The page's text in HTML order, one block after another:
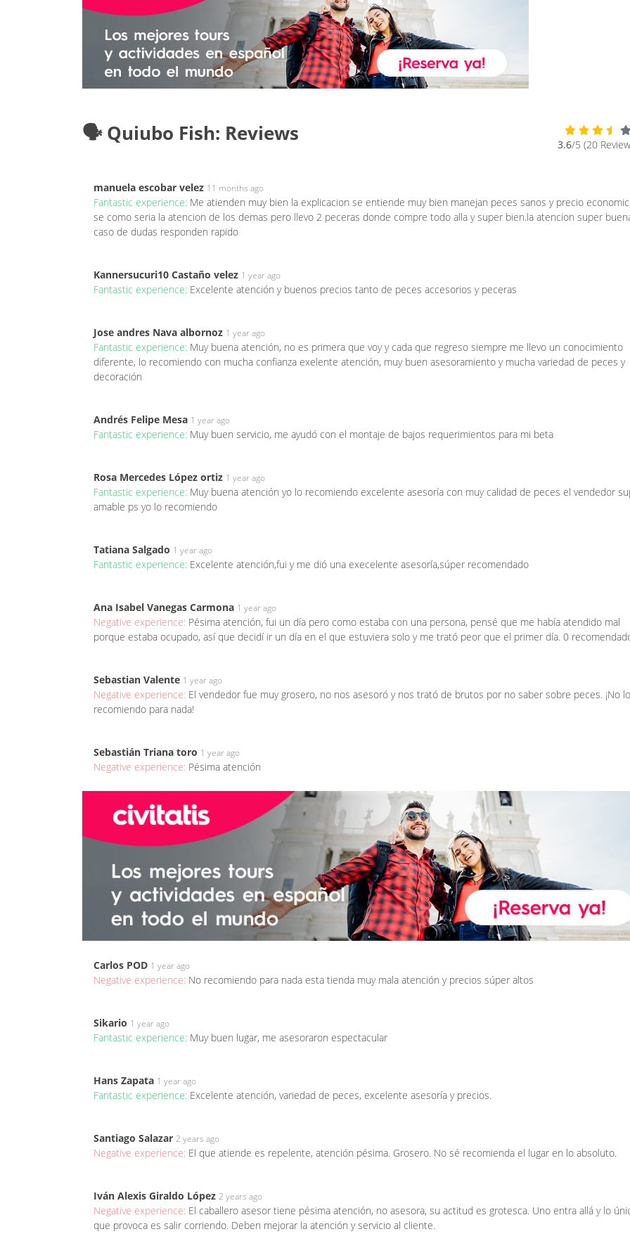
🗣️ Quiubo Fish: Reviews 3.6/5 (20
manuela escobar velez 11 months ago
Fantastic experience: Me atienden muy bien la explicacion se entiende muy bien manejan peces sanos y precio
se como seria la atencion de los demas pero llevo 2 peceras donde compre todo alla y super bien.la atencion super
caso de dudas responden rapido
Kannersucuri10 Castaño velez 1 year ago
Fantastic experience: Excelente atención y buenos precios tanto de peces accesorios y peceras
Jose andres Nava albornoz 1 year ago
Fantastic experience: Muy buena atención, no es primera que voy y cada que regreso siempre me llevo un conocimiento
diferente, lo recomiendo con mucha confianza exelente atención, muy buen asesoramiento y mucha variedad de peces y
decoración
Andrés Felipe Mesa 1 year ago
Fantastic experience: Muy buen servicio, me ayudó con el montaje de bajos requerimientos para mi beta
Rosa Mercedes López ortiz 1 year ago
Fantastic experience: Muy buena atención yo lo recomiendo excelente asesoría con muy calidad de peces el vendedor
amable ps yo lo recomiendo
Tatiana Salgado 1 year ago
Fantastic experience: Excelente atención,fui y me dió una execelente asesoría,súper recomendado
Ana Isabel Vanegas Carmona 1 year ago
Negative experience: Pésima atención, fui un día pero como estaba con una persona, pensé que me había atendido mal
porque estaba ocupado, así que decidí ir un día en el que estuviera solo y me trató peor que el primer día. 0
Sebastian Valente 1 year ago
Negative experience: El vendedor fue muy grosero, no nos asesoró y nos trató de brutos por no saber sobre peces. ¡No lo
recomiendo para nada!
Sebastián Triana toro 1 year ago
Negative experience: Pésima atención
Carlos POD 1 year ago
Negative experience: No recomiendo para nada esta tienda muy mala atención y precios súper altos
Sikario 1 year ago
Fantastic experience: Muy buen lugar, me asesoraron espectacular
Hans Zapata 1 year ago
Fantastic experience: Excelente atención, variedad de peces, excelente asesoría y precios.
Santiago Salazar 2 years ago
Negative experience: El que atiende es repelente, atención pésima. Grosero. No sé recomienda el lugar en lo absoluto.
Iván Alexis Giraldo López 2 years ago
Negative experience: El caballero asesor tiene pésima atención, no asesora, su actitud es grotesca. Uno entra allá y lo
que provoca es salir corriendo. Deben mejorar la atención y servicio al cliente.